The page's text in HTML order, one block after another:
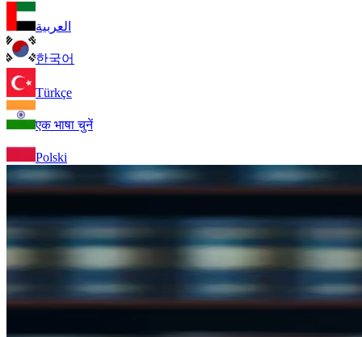
العربية
한국어
Türkçe
एक भाषा चुनें
Polski